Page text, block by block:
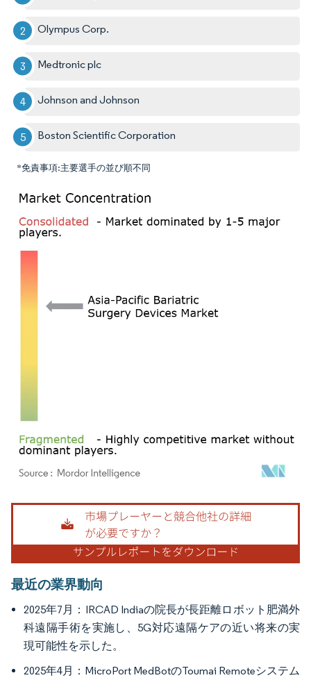
Olympus Corp.
Medtronic plc
Johnson and Johnson
Boston Scientific Corporation
*免責事項:主要選手の並び順不同
画像 © Mordor Intelligence。再利用にはCC BY 4.0の表示が必要です。
最近の業界動向
2025年7月：IRCAD Indiaの院長が長距離ロボット肥満外
科遠隔手術を実施し、5G対応遠隔ケアの近い将来の実
現可能性を示した。
2025年4月：MicroPort MedBotのToumai Remoteシステム